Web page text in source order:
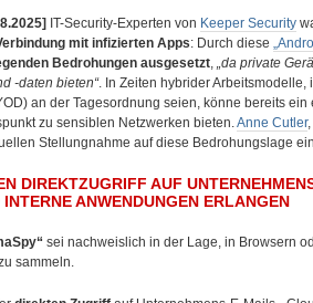
IT-Security-Experten von Keeper Security
mit infizierten Apps: Durch diese
Bedrohungen ausgesetzt, „da private
-daten bieten“. In Zeiten hybrider Arbeitsmodelle,
an der Tagesordnung seien, könne bereits
zu sensiblen Netzwerken bieten.Anne Cutler
Stellungnahme auf diese Bedrohungslage
DIREKTZUGRIFF AUF
ANWENDUNGEN ERLANGEN
sei nachweislich in der Lage, in Browsern
sammeln.